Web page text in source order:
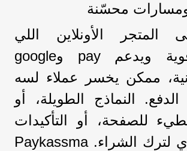
ومسارات محسّنة
المتجر الأونلاين اللي
إمكانياته قوية ويدعم pay وgoogle
ممكن يخسر عملاء لسه
النماذج الطويلة، أو
للصفحة، أو التأكيدات
الزيادة بتؤدي لترك الشراء. Paykassma